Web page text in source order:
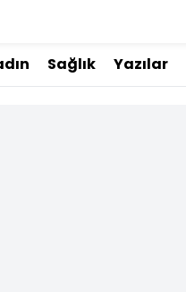
Sağlık Yazılar